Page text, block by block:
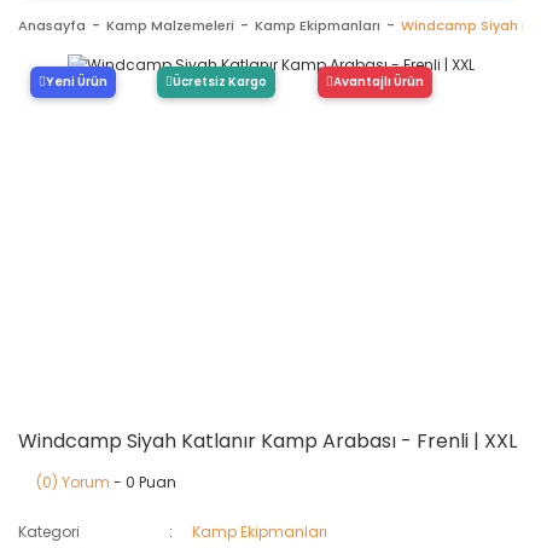
Anasayfa Kamp Malzemeleri Kamp Ekipmanları Windcamp Siyah
Yeni Ürün Ücretsiz Kargo Avantajlı Ürün
Windcamp Siyah Katlanır Kamp Arabası - Frenli | XXL
(0) Yorum - 0 Puan
Kategori
Kamp Ekipmanları